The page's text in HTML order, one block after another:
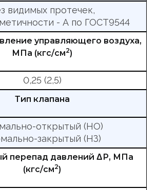
видимых протечек,
- А по ГОСТ9544
управляющего воздуха,
МПа (кгс/см2)
0,25 (2,5)
Тип клапана
открытый (НО)
закрытый (НЗ)
перепад давлений ΔР, МПа
(кгс/см2)